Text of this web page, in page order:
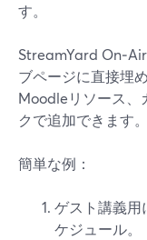
す。
StreamYard
ブページに直接埋
Moodleリソース、
クで追加できます
簡単な例：
ゲスト講義用
ケジュール。